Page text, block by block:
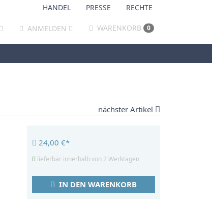
HANDEL PRESSE RECHTE
ANMELDEN WARENKORB 0
nächster Artikel
24,00 €*
lieferbar innerhalb von 2 Werktagen
IN DEN WARENKORB